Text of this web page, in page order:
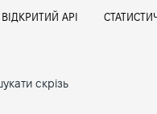
ВІДКРИТИЙ АРІ
скрізь